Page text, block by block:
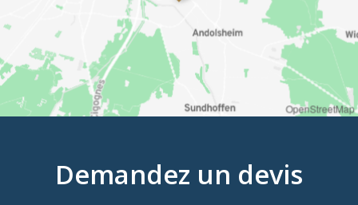
OpenStreetMap
Demandez un devis